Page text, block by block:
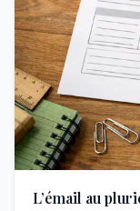
L’émail au